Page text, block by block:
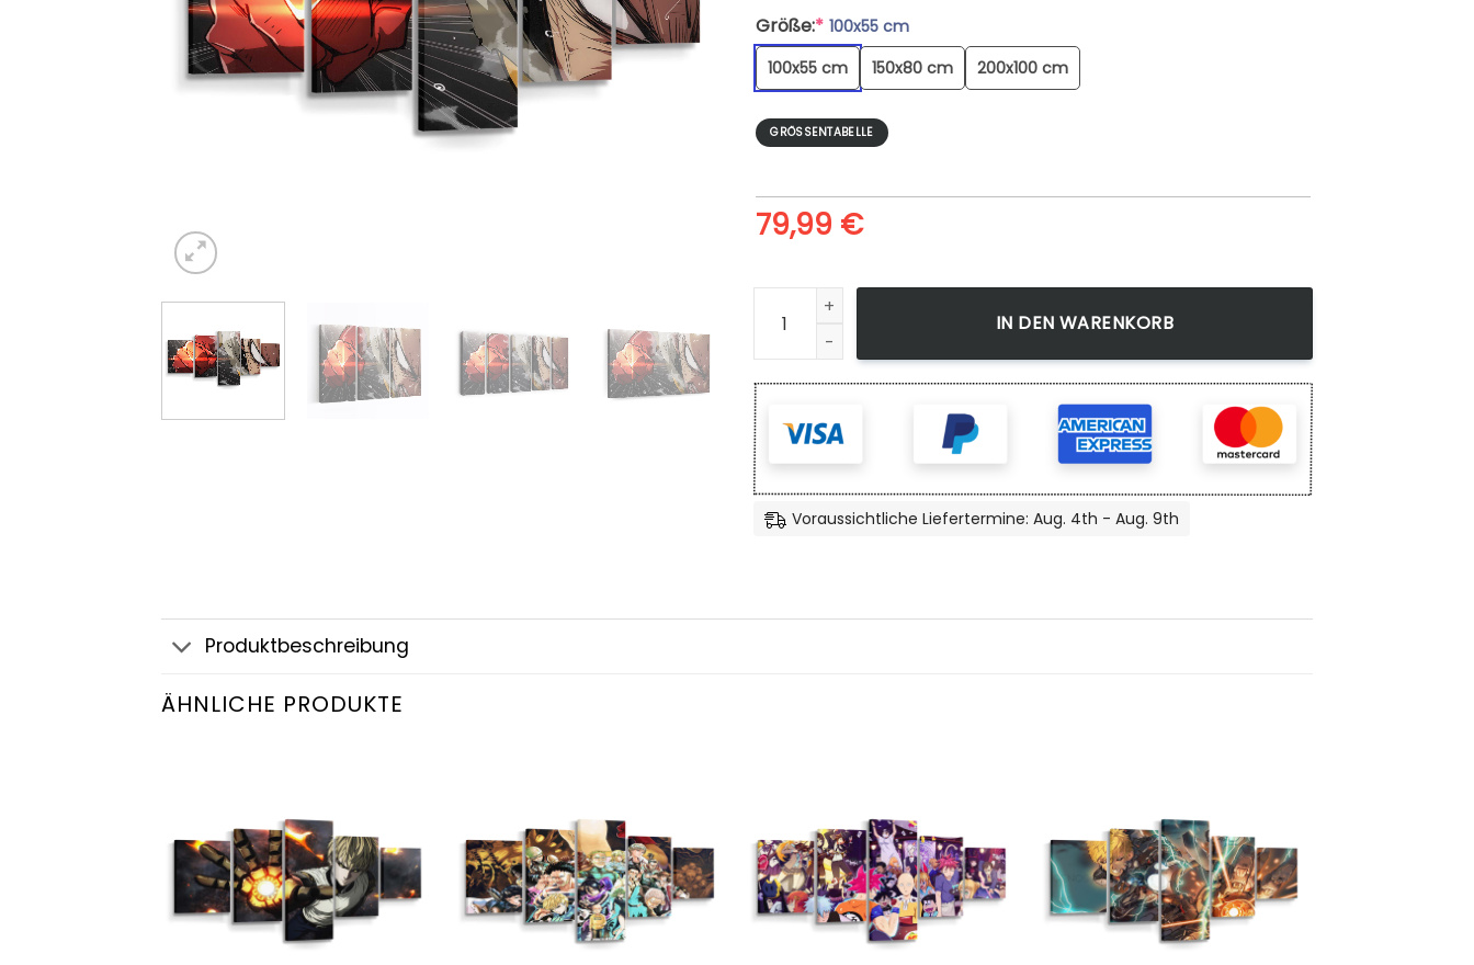
Größe:* 100x55 cm
100x55 cm
150x80 cm 200x100 cm
GRÖSSENTABELLE
79,99 €
Leinwandbild One Punch Man Anime Wandbilder Kunstdrucke Menge
IN DEN WARENKORB
Voraussichtliche Liefertermine: Aug. 4th - Aug. 9th
Produktbeschreibung
ÄHNLICHE PRODUKTE